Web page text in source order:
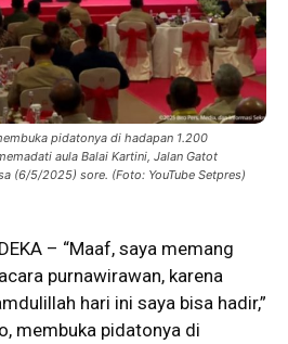
pidatonya di hadapan 1.200
aula Balai Kartini, Jalan Gatot
(6/5/2025) sore. (Foto: YouTube Setpres)
– “Maaf, saya memang
purnawirawan, karena
hari ini saya bisa hadir,”
membuka pidatonya di